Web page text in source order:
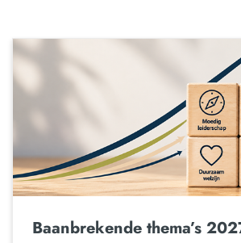
Baanbrekende thema’s